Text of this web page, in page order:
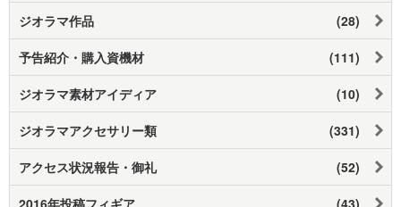
ジオラマ作品 (28)
予告紹介・購入資機材 (111)
ジオラマ素材アイディア (10)
ジオラマアクセサリー類 (331)
アクセス状況報告・御礼 (52)
2016年投稿フィギア (43)